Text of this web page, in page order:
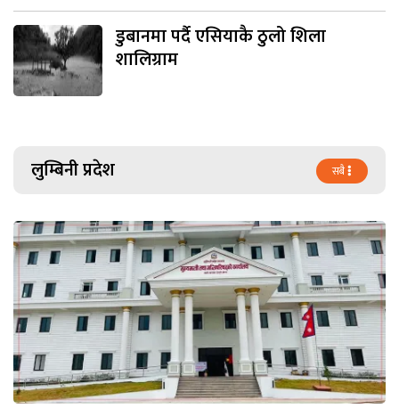
डुबानमा पर्दै एसियाकै ठुलो शिला
शालिग्राम
लुम्बिनी प्रदेश सबै